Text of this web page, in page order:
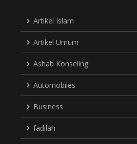
Artikel Islam
Artikel Umum
Ashab Konseling
Automobiles
Business
fadilah